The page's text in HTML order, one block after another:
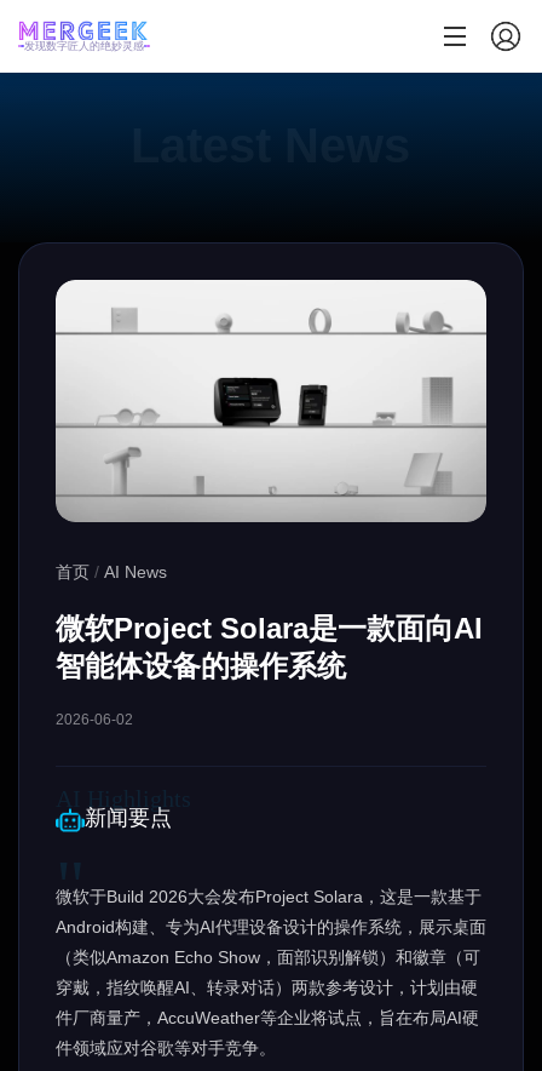
发现数字匠人的绝妙灵感
首页 / AI News
微软Project Solara是一款面向AI
智能体设备的操作系统
2026-06-02
新闻要点
微软于Build 2026大会发布Project Solara，这是一款基于
Android构建、专为AI代理设备设计的操作系统，展示桌面
（类似Amazon Echo Show，面部识别解锁）和徽章（可
穿戴，指纹唤醒AI、转录对话）两款参考设计，计划由硬
件厂商量产，AccuWeather等企业将试点，旨在布局AI硬
件领域应对谷歌等对手竞争。